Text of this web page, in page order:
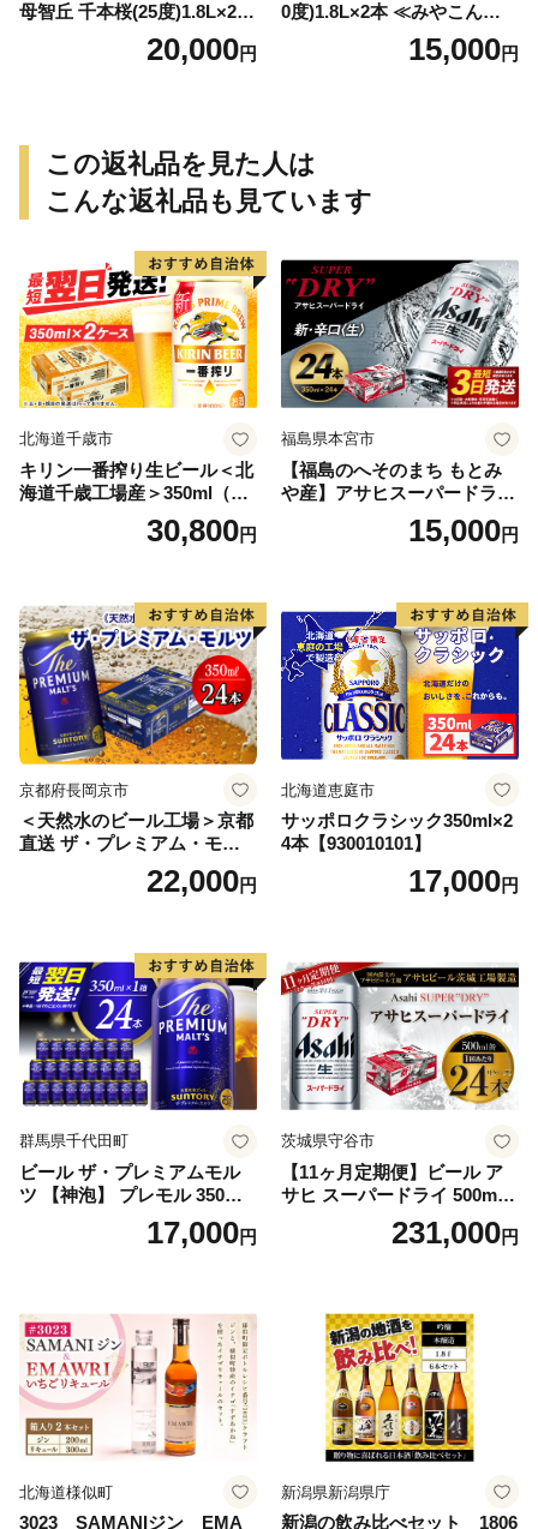
母智丘 千本桜(25度)1.8L×2本
≪みやこんじょ特急便≫_AC
20,000円
0度)1.8L×2本 ≪みやこんじょ
特急便≫_MJ-077115,000円
この返礼品を見た人は
こんな返礼品も見ています
北海道千歳市
キリン一番搾り生ビール＜北
海道千歳工場産＞350ml（24
30,800円
福島県本宮市
【福島のへそのまち もとみ
や産】アサヒスーパードライ
350ml×24本 合計8.4L 1ケー
ス アルコール度数5% 缶ビー
口 送料無料 カメイ 本宮市
【07214-0206】
15,000円
京都府長岡京市
＜天然水のビール工場＞京都
直送 ザ・プレミアム・モル
ツ 350ml×24本 プレモル [149
22,000円
北海道恵庭市
サッポロクラシック350ml×2
4本【930010101】
17,000円
群馬県千代田町
ビール ザ・プレミアムモル
ツ 【神泡】 プレモル 350ml
× 24本 サントリー〈天然水の
ビール工場〉群馬※沖縄・離
17,000円
茨城県守谷市
【11ヶ月定期便】ビール ア
サヒ スーパードライ 500ml 2
4本 1ケース×11ヶ月 | アサヒ
ビール 究極の辛口 酒 お酒 ア
uper dry 11回 缶ビール 缶 ギ
フト 内祝い 茨城県守谷市 送
料無料
231,000円
北海道様似町
3023 SAMANIジン EMA
新潟県新潟県庁
新潟の飲み比べセット 1806